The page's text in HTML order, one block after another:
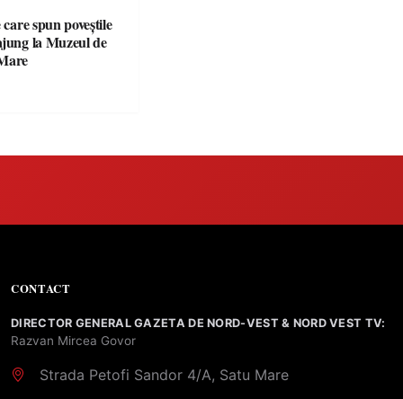
spun poveștile
la Muzeul de
CONTACT
DIRECTOR GENERAL GAZETA DE NORD-VEST & NORD VEST TV:
Razvan Mircea Govor
Strada Petofi Sandor 4/A, Satu Mare